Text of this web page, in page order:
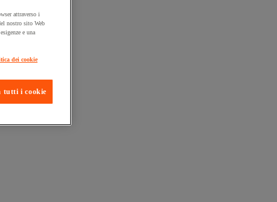
consegna
attraverso i
nostro sito Web
e una
dei cookie
tutti i cookie